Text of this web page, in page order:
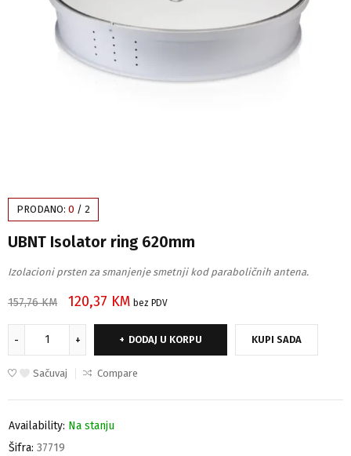
PRODANO: 0 / 2
UBNT Isolator ring 620mm
Izolacioni prsten za smanjenje smetnji kod paraboličnih antena.
157,76KM 120,37 KM bez PDV
DODAJ U KORPU KUPI SADA
Sačuvaj Compare
Availability: Na stanju
Šifra: 37719